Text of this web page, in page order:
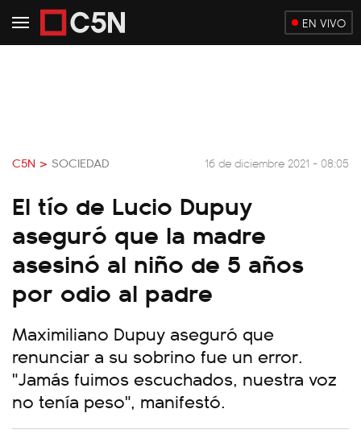
EN VIVO
C5N > SOCIEDAD 16 de diciembre 2021 - 08:05
El tío de Lucio Dupuy
aseguró que la madre
asesinó al niño de 5 años
por odio al padre
Maximiliano Dupuy aseguró que
renunciar a su sobrino fue un error.
"Jamás fuimos escuchados, nuestra voz
no tenía peso", manifestó.